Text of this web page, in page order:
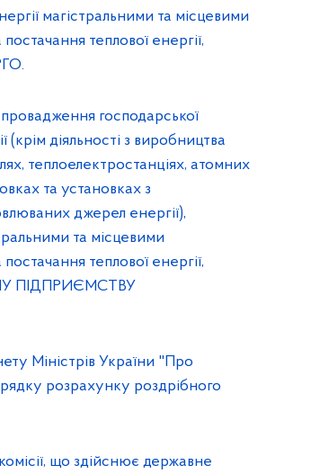
магістральними та місцевими
теплової енергії,
господарської
(крім діяльності з виробництва
теплоелектростанціях, атомних
та установках з
джерел енергії),
та місцевими
теплової енергії,
ПІДПРИЄМСТВУ
Міністрів України "Про
розрахунку роздрібного
що здійснює державне